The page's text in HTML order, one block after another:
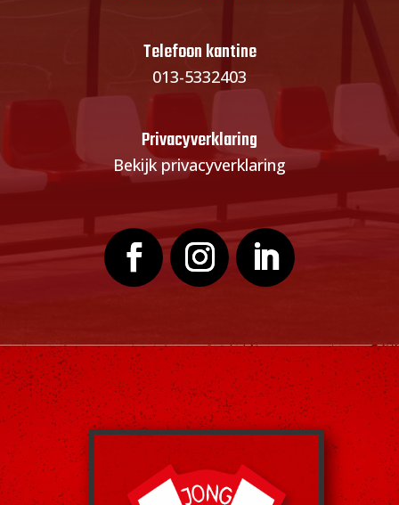
Telefoon kantine
013-5332403
Privacyverklaring
Bekijk privacyverklaring